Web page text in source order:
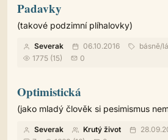
Padavky
(takové podzimní plíhalovky)
Severak 06.10.2016 básně/
1775 (15)
0
Optimistická
(jako mladý člověk si pesimismus
Severak Krutý život